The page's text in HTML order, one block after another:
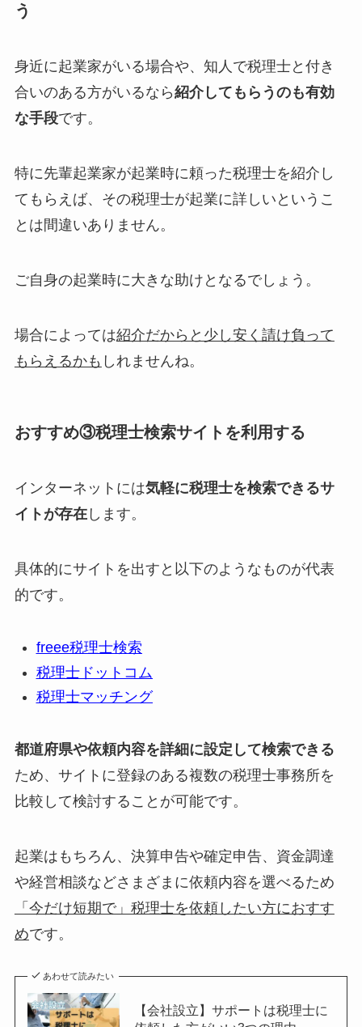
う
身近に起業家がいる場合や、知人で税理士と付き
合いのある方がいるなら紹介してもらうのも有効
な手段です。
特に先輩起業家が起業時に頼った税理士を紹介し
てもらえば、その税理士が起業に詳しいというこ
とは間違いありません。
ご自身の起業時に大きな助けとなるでしょう。
場合によっては紹介だからと少し安く請け負って
もらえるかも しれませんね。
おすすめ③税理士検索サイトを利用する
インターネットには気軽に税理士を検索できるサ
イトが存在します。
具体的にサイトを出すと以下のようなものが代表
的です。
freee税理士検索
税理士ドットコム
税理士マッチング
都道府県や依頼内容を詳細に設定して検索できる
ため、サイトに登録のある複数の税理士事務所を
比較して検討することが可能です。
起業はもちろん、決算申告や確定申告、資金調達
や経営相談などさまざまに依頼内容を選べるため
「今だけ短期で」税理士を依頼したい方におすす
めです。
あわせて読みたい
【会社設立】サポートは税理士に